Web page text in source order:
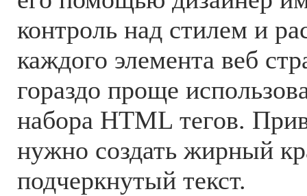
контроль над стилем и
каждого элемента веб
гораздо проще
набора HTML тегов.
нужно создать жирный
подчеркнутый текст.